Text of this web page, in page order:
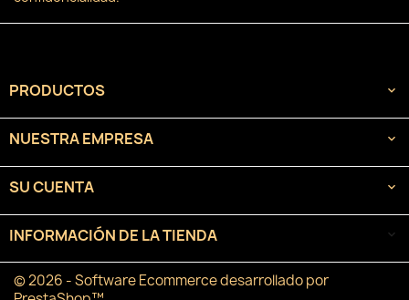
PRODUCTOS 
NUESTRA EMPRESA 
SU CUENTA 
INFORMACIÓN DE LA TIENDA keyboard_arrow_down
© 2026 - Software Ecommerce desarrollado por